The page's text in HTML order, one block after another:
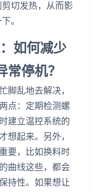
切发热，从而影
。
如何减少
停机？
脚乱地去解决，
点：定期检测螺
建立温控系统的
想起来。另外，
要，比如换料时
曲线这些，都会
持性。如果想让